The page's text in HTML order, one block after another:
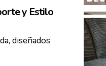
y Estilo
diseñados